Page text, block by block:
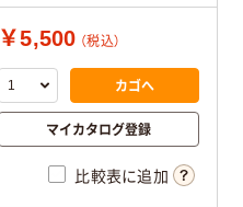
￥5,500 （税込）
カゴへ
マイカタログ登録
比較表に追加